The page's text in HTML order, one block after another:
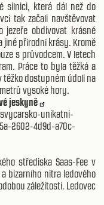
silnici, která dál než do
tak začali navštěvovat
obdivovat krásné
přírodní krásy. Kromě
s průvodcem. V letech
Práce to byla těžká a
dostupném údolí na
vysoké hory.
jeskyně
unikatni-
2602-4d9d-a70c-
střediska Saas-Fee v
bizarního nitra ledového
záležitostí. Ledovec